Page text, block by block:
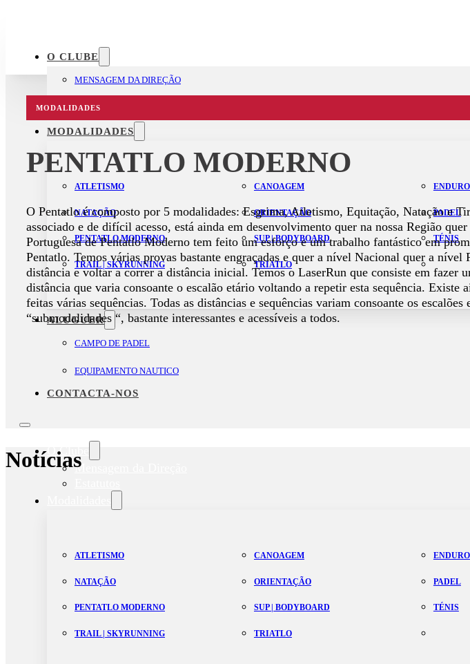
O CLUBE
MENSAGEM DA DIREÇÃO
ESTATUTOS
MODALIDADES
ATLETISMO CANOAGEM
NATAÇÃO ORIENTAÇÃO PADEL
PENTATLO MODERNO SUP | BODYBOARD TÉNIS
TRAIL | SKYRUNNING TRIATLO
ALUGUER
CAMPO DE PADEL
EQUIPAMENTO NAUTICO
CONTACTA-NOS
O Clube
Mensagem da Direção
ATLETISMO CANOAGEM
NATAÇÃO ORIENTAÇÃO PADEL
PENTATLO MODERNO SUP | BODYBOARD TÉNIS
TRAIL | SKYRUNNING TRIATLO
MODALIDADES
PENTATLO MODERNO
O Pentatlo é composto por 5 modalidades: Esgrima, Atletismo, Equitação, Natação e
associado e de difícil acesso, está ainda em desenvolvimento quer na nossa Região
Portuguesa de Pentatlo Moderno tem feito um esforço e um trabalho fantástico em
Pentatlo. Temos várias provas bastante engraçadas e quer a nível Nacional quer a
distância e voltar a correr a distância inicial. Temos o LaserRun que consiste em fazer
distância que varia consoante o escalão etário voltando a repetir esta sequência.
feitas várias sequências. Todas as distâncias e sequências variam consoante os
“submodalidades “, bastante interessantes e acessíveis a todos.
Notícias